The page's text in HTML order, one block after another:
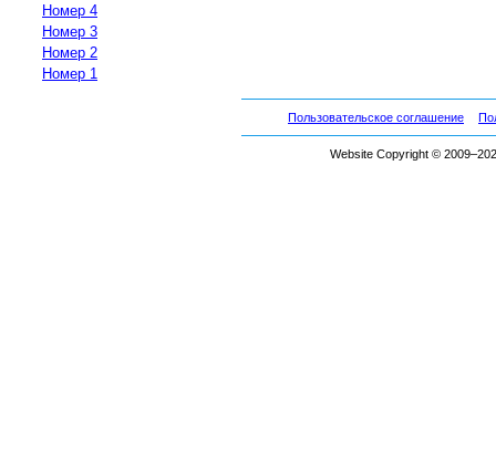
Номер 4
Номер 3
Номер 2
Номер 1
Пользовательское соглашение
Website Copyright ©